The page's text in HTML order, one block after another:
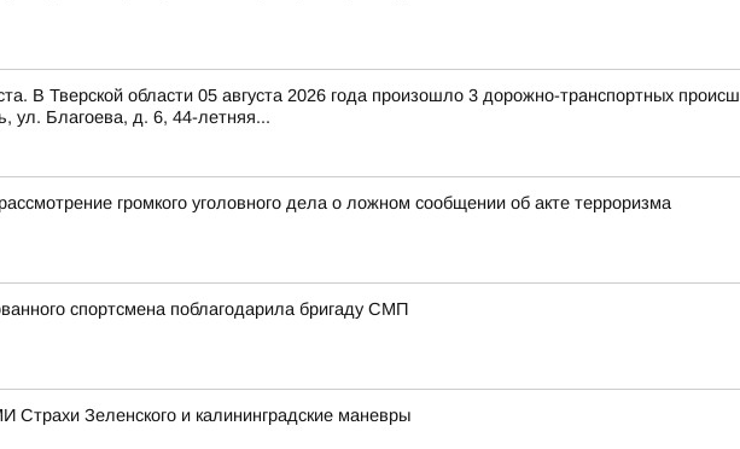
В Тверской области 05 августа 2026 года произошло 3 дорожно-транспортных
ул. Благоева, д. 6, 44-летняя...
громкого уголовного дела о ложном сообщении об акте терроризма
спортсмена поблагодарила бригаду СМП
Зеленского и калининградские маневры